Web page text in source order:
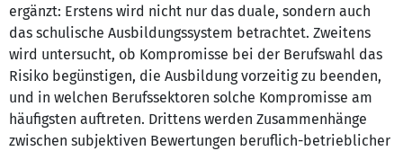
ergänzt: Erstens wird nicht nur das duale, sondern auch
das schulische Ausbildungssystem betrachtet. Zweitens
wird untersucht, ob Kompromisse bei der Berufswahl das
Risiko begünstigen, die Ausbildung vorzeitig zu beenden,
und in welchen Berufssektoren solche Kompromisse am
häufigsten auftreten. Drittens werden Zusammenhänge
zwischen subjektiven Bewertungen beruflich-betrieblicher